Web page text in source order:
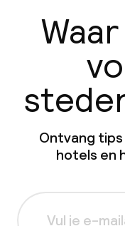
Ontvang
hotels en